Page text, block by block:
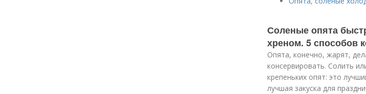
Соленые опята
хреном. 5 способов
Опята, конечно, жарят,
консервировать. Солить
крепеньких опят: это
лучшая закуска для